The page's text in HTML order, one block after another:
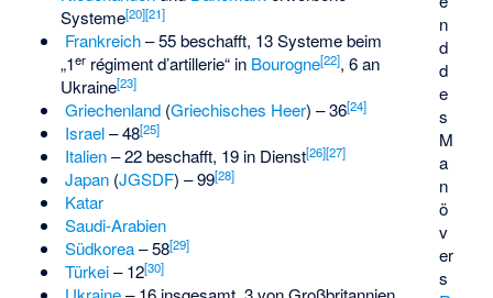
n
d
d
e
s
M
a
n
ö
v
er
s
Systeme[20][21]
Frankreich– 55 beschafft, 13 Systeme beim
„1errégiment d’artillerie“ in Bourogne[22], 6 an
Ukraine[23]
Griechenland(Griechisches Heer) – 36[24]
Israel– 48[25]
Italien– 22 beschafft, 19 in Dienst[26][27]
Japan(JGSDF) – 99[28]
Katar
Saudi-Arabien
Südkorea– 58[29]
Türkei– 12[30]